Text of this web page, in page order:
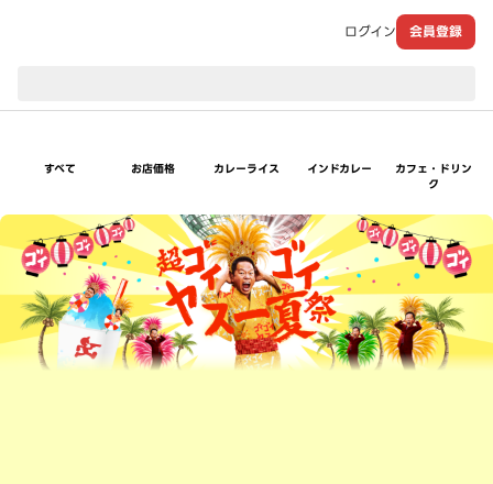
ログイン 会員登録
すべて お店価格 カレーライス インドカレー
カフェ・ドリン
ク
超ゴイゴイヤスー夏祭